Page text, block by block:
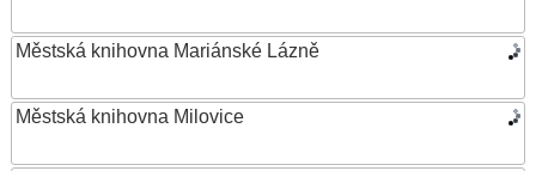
Městská knihovna Mariánské Lázně
Městská knihovna Milovice